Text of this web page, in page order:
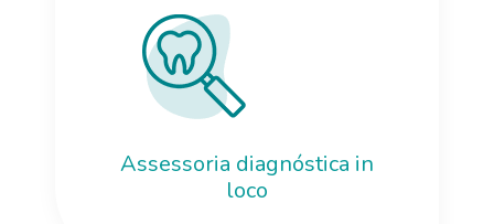
Assessoria diagnóstica in
loco